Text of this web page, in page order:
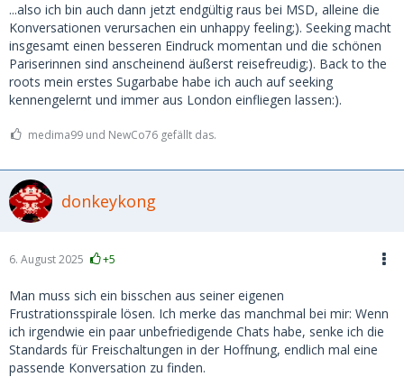
...also ich bin auch dann jetzt endgültig raus bei MSD, alleine die
Konversationen verursachen ein unhappy feeling;). Seeking macht
insgesamt einen besseren Eindruck momentan und die schönen
Pariserinnen sind anscheinend äußerst reisefreudig;). Back to the
roots mein erstes Sugarbabe habe ich auch auf seeking
kennengelernt und immer aus London einfliegen lassen:).
medima99 und NewCo76 gefällt das.
donkeykong
6. August 2025 +5
Man muss sich ein bisschen aus seiner eigenen
Frustrationsspirale lösen. Ich merke das manchmal bei mir: Wenn
ich irgendwie ein paar unbefriedigende Chats habe, senke ich die
Standards für Freischaltungen in der Hoffnung, endlich mal eine
passende Konversation zu finden.